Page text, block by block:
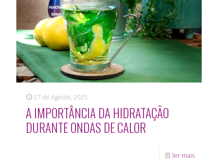
27 de Agosto, 2025
A IMPORTÂNCIA DA HIDRATAÇÃO
DURANTE ONDAS DE CALOR
ler mais